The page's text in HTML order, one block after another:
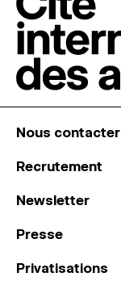
Nous contacter
Recrutement
Newsletter
Presse
Privatisations